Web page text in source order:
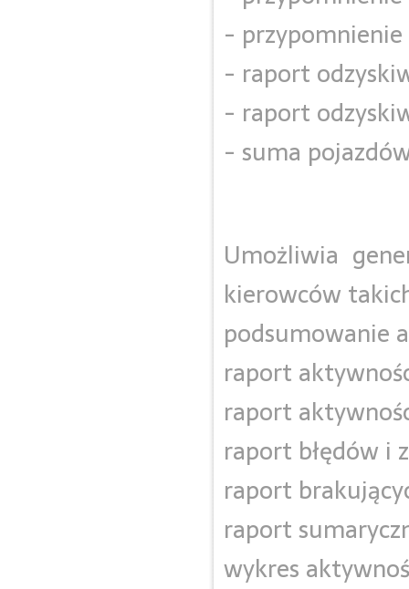
-
- raport
- raport
- suma
Umożliwia
kierowców
podsumowanie
raport
raport
raport błędów i
raport
raport
wykres